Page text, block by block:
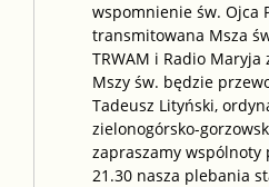
wspomnienie św. Ojca
transmitowana Msza
TRWAM i Radio
Mszy św. będzie
Tadeusz Lityński,
zielonogórsko-
zapraszamy wspólnoty
21.30 nasza plebania